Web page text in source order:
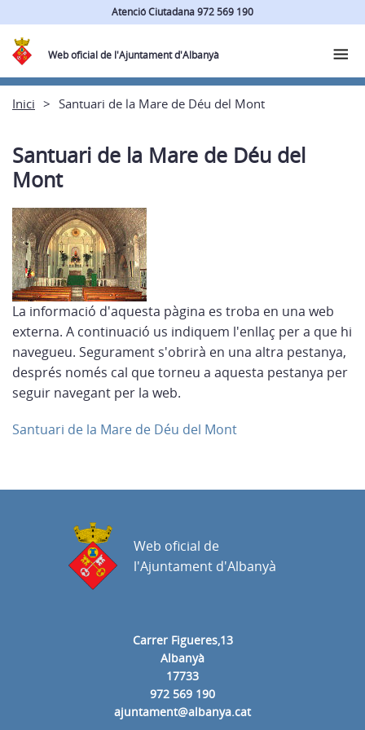
Atenció Ciutadana 972 569 190
Web oficial de l'Ajuntament d'Albanyà
Inici Santuari de la Mare de Déu del Mont
Santuari de la Mare de Déu del
Mont
La informació d'aquesta pàgina es troba en una web
externa. A continuació us indiquem l'enllaç per a que hi
navegueu. Segurament s'obrirà en una altra pestanya,
després només cal que torneu a aquesta pestanya per
seguir navegant per la web.
Santuari de la Mare de Déu del Mont
Carrer Figueres,13
Albanyà
17733
972 569 190
ajuntament@albanya.cat
Web oficial de
l'Ajuntament d'Albanyà